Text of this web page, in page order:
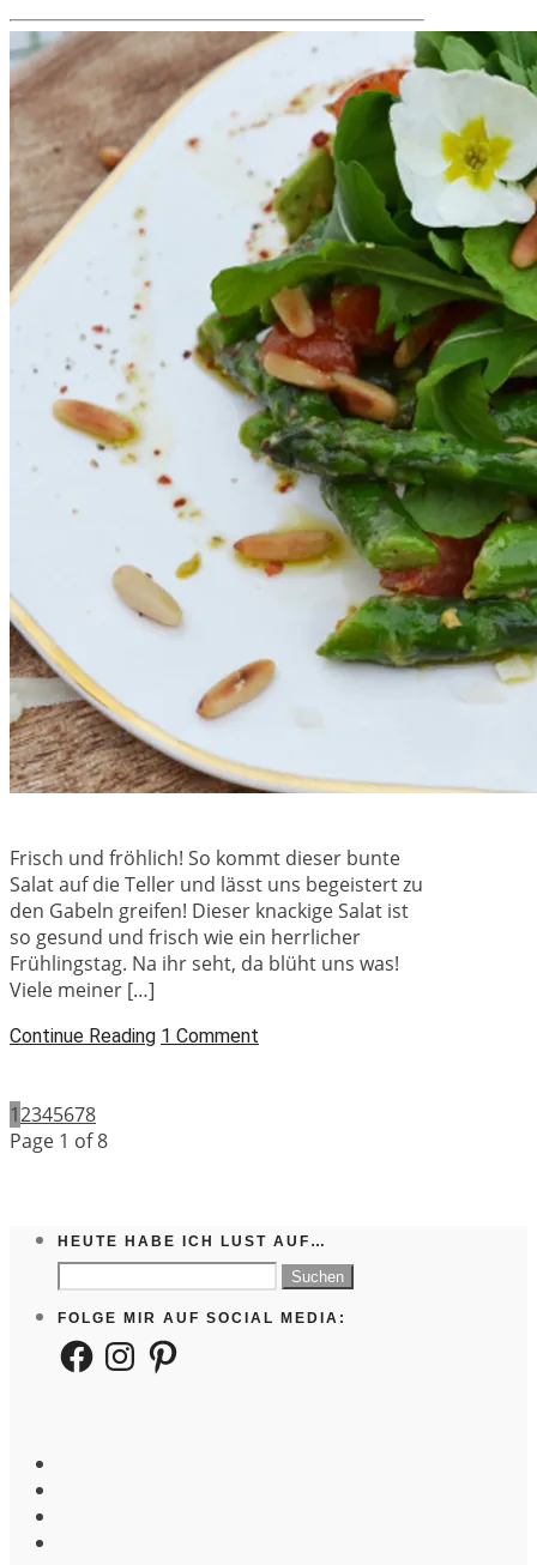
Frisch und fröhlich! So kommt dieser bunte
Salat auf die Teller und lässt uns begeistert zu
den Gabeln greifen! Dieser knackige Salat ist
so gesund und frisch wie ein herrlicher
Frühlingstag. Na ihr seht, da blüht uns was!
Viele meiner […]
Continue Reading 1 Comment
12345678
Page 1 of 8
HEUTE HABE ICH LUST AUF…
Suchen
nach:
FOLGE MIR AUF SOCIAL MEDIA:
FacebookInstagramPinterest